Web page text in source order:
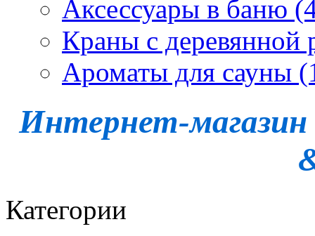
Аксессуары в баню
Краны с деревянной
Ароматы для сауны
Интернет-магазин
Категории